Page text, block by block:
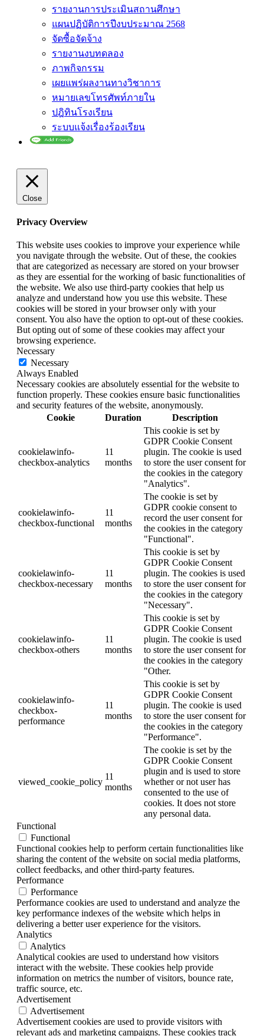
รายงานการประเมินสถานศึกษา
แผนปฏิบัติการปีงบประมาณ 2568
จัดซื้อจัดจ้าง
รายงานงบทดลอง
ภาพกิจกรรม
เผยแพร่ผลงานทางวิชาการ
หมายเลขโทรศัพท์ภายใน
ปฎิทินโรงเรียน
ระบบแจ้งเรื่องร้องเรียน
Close
Privacy Overview
This website uses cookies to improve your experience while
you navigate through the website. Out of these, the cookies
that are categorized as necessary are stored on your browser
as they are essential for the working of basic functionalities of
the website. We also use third-party cookies that help us
analyze and understand how you use this website. These
cookies will be stored in your browser only with your
consent. You also have the option to opt-out of these cookies.
But opting out of some of these cookies may affect your
browsing experience.
Necessary
Necessary
Always Enabled
Necessary cookies are absolutely essential for the website to
function properly. These cookies ensure basic functionalities
and security features of the website, anonymously.
Cookie
Duration Description
cookielawinfo-
checkbox-analytics
11
months
This cookie is set by
GDPR Cookie Consent
plugin. The cookie is used
to store the user consent for
the cookies in the category
"Analytics".
cookielawinfo-
checkbox-functional
11
months
The cookie is set by
GDPR cookie consent to
record the user consent for
the cookies in the category
"Functional".
cookielawinfo-
checkbox-necessary
11
months
This cookie is set by
GDPR Cookie Consent
plugin. The cookies is used
to store the user consent for
the cookies in the category
"Necessary".
cookielawinfo-
checkbox-others
11
months
This cookie is set by
GDPR Cookie Consent
plugin. The cookie is used
to store the user consent for
the cookies in the category
"Other.
cookielawinfo-
checkbox-
performance
11
months
This cookie is set by
GDPR Cookie Consent
plugin. The cookie is used
to store the user consent for
the cookies in the category
"Performance".
viewed_cookie_policy
11
months
The cookie is set by the
GDPR Cookie Consent
plugin and is used to store
whether or not user has
consented to the use of
cookies. It does not store
any personal data.
Functional
Functional
Functional cookies help to perform certain functionalities like
sharing the content of the website on social media platforms,
collect feedbacks, and other third-party features.
Performance
Performance
Performance cookies are used to understand and analyze the
key performance indexes of the website which helps in
delivering a better user experience for the visitors.
Analytics
Analytics
Analytical cookies are used to understand how visitors
interact with the website. These cookies help provide
information on metrics the number of visitors, bounce rate,
traffic source, etc.
Advertisement
Advertisement
Advertisement cookies are used to provide visitors with
relevant ads and marketing campaigns. These cookies track